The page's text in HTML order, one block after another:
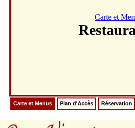
Carte et
Carte et Menus Plan d'Accès Réservation